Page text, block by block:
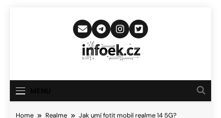
Infoek.cz
Novinkám
Home Realme Jak umí fotit mobil realme 14 5G?